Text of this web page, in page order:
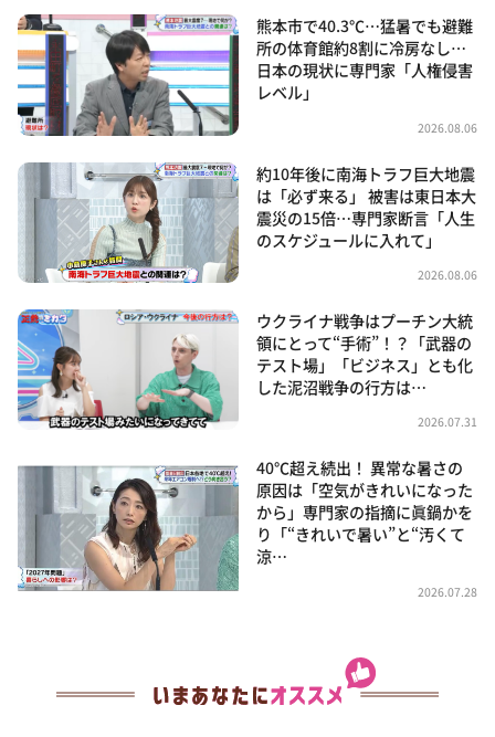
熊本市で40.3℃…猛暑でも避難
所の体育館約8割に冷房なし…
日本の現状に専門家「人権侵害
レベル」
2026.08.06
約10年後に南海トラフ巨大地震
は「必ず来る」 被害は東日本大
震災の15倍…専門家断言「人生
のスケジュールに入れて」
2026.08.06
ウクライナ戦争はプーチン大統
領にとって“手術”！？「武器の
テスト場」「ビジネス」とも化
した泥沼戦争の行方は…
2026.07.31
40℃超え続出！ 異常な暑さの
原因は「空気がきれいになった
から」専門家の指摘に眞鍋かを
り「“きれいで暑い”と“汚くて
涼…
2026.07.28